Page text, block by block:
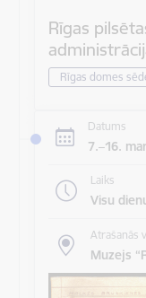
Rīgas
Rīgas domes
Datums
7.–16.
Laiks
Visu
Atrašanās
Muzejs